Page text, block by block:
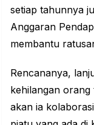
setiap tahunnya
Anggaran
membantu
Rencananya,
kehilangan
akan ia